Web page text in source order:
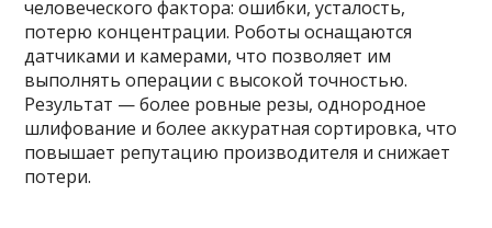
человеческого фактора: ошибки, усталость,
потерю концентрации. Роботы оснащаются
датчиками и камерами, что позволяет им
выполнять операции с высокой точностью.
Результат — более ровные резы, однородное
шлифование и более аккуратная сортировка, что
повышает репутацию производителя и снижает
потери.